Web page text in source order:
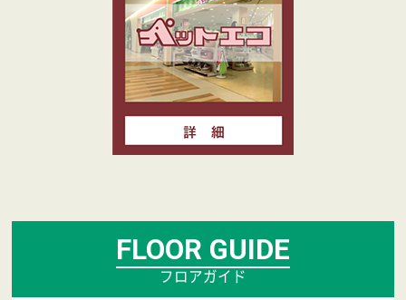
FLOOR GUIDE
フロアガイド